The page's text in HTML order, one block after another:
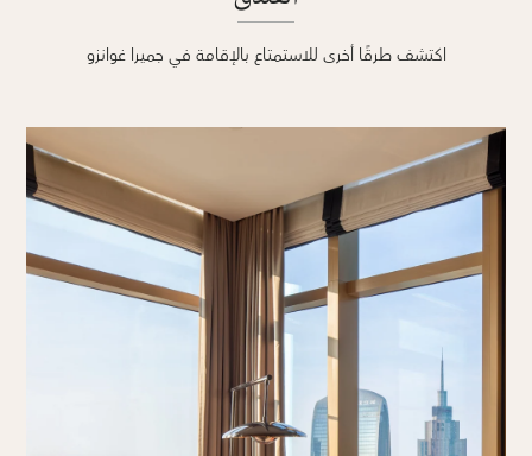
اكتشف طرقًا أخرى للاستمتاع بالإقامة في جميرا غوانزو